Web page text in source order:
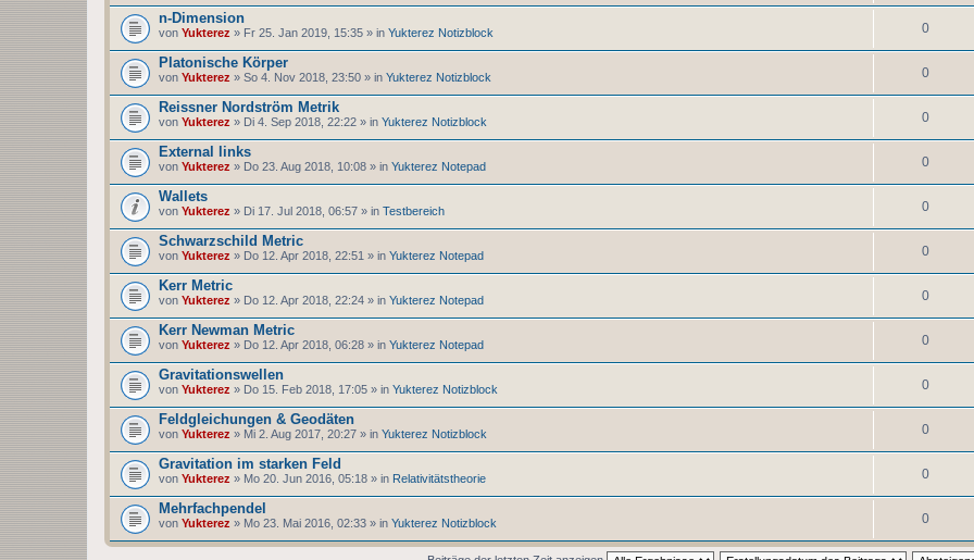
n-Dimension
von Yukterez » Fr 25. Jan 2019, 15:35 » in Yukterez Notizblock 0
Platonische Körper
von Yukterez » So 4. Nov 2018, 23:50 » in Yukterez Notizblock 0
Reissner Nordström Metrik
von Yukterez » Di 4. Sep 2018, 22:22 » in Yukterez Notizblock 0
External links
von Yukterez » Do 23. Aug 2018, 10:08 » in Yukterez Notepad 0
Wallets
von Yukterez » Di 17. Jul 2018, 06:57 » in Testbereich 0
Schwarzschild Metric
von Yukterez » Do 12. Apr 2018, 22:51 » in Yukterez Notepad 0
Kerr Metric
von Yukterez » Do 12. Apr 2018, 22:24 » in Yukterez Notepad 0
Kerr Newman Metric
von Yukterez » Do 12. Apr 2018, 06:28 » in Yukterez Notepad 0
Gravitationswellen
von Yukterez » Do 15. Feb 2018, 17:05 » in Yukterez Notizblock 0
Feldgleichungen & Geodäten
von Yukterez » Mi 2. Aug 2017, 20:27 » in Yukterez Notizblock 0
Gravitation im starken Feld
von Yukterez » Mo 20. Jun 2016, 05:18 » in Relativitätstheorie 0
Mehrfachpendel
von Yukterez » Mo 23. Mai 2016, 02:33 » in Yukterez Notizblock 0